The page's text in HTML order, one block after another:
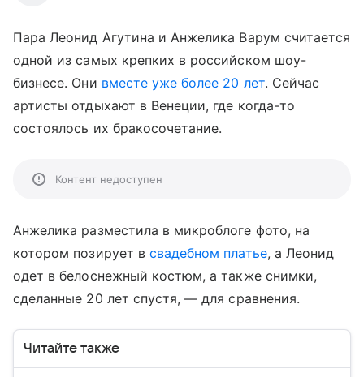
Пара Леонид Агутина и Анжелика Варум считается
одной из самых крепких в российском шоу-
бизнесе. Они вместе уже более 20 лет. Сейчас
артисты отдыхают в Венеции, где когда-то
состоялось их бракосочетание.
Контент недоступен
Анжелика разместила в микроблоге фото, на
котором позирует в свадебном платье, а Леонид
одет в белоснежный костюм, а также снимки,
сделанные 20 лет спустя, — для сравнения.
Читайте также